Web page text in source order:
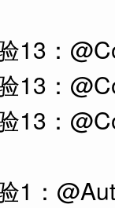
13：
13：
13：
1：